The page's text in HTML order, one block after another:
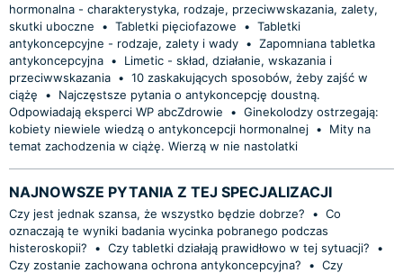
hormonalna - charakterystyka, rodzaje, przeciwwskazania, zalety,
skutki uboczne
• Tabletki pięciofazowe • Tabletki
antykoncepcyjne - rodzaje, zalety i wady • Zapomniana tabletka
antykoncepcyjna •
Limetic - skład, działanie, wskazania i
przeciwwskazania • 10 zaskakujących sposobów, żeby zajść w
ciążę
•
Najczęstsze pytania o antykoncepcję doustną.
Odpowiadają eksperci WP abcZdrowie
• Ginekolodzy ostrzegają:
kobiety niewiele wiedzą o antykoncepcji hormonalnej •
Mity na
temat zachodzenia w ciążę. Wierzą w nie nastolatki
NAJNOWSZE PYTANIA Z TEJ SPECJALIZACJI
Czy jest jednak szansa, że wszystko będzie dobrze? • Co
oznaczają te wyniki badania wycinka pobranego podczas
histeroskopii?
• Czy tabletki działają prawidłowo w tej sytuacji?
•
Czy zostanie zachowana ochrona antykoncepcyjna?
• Czy